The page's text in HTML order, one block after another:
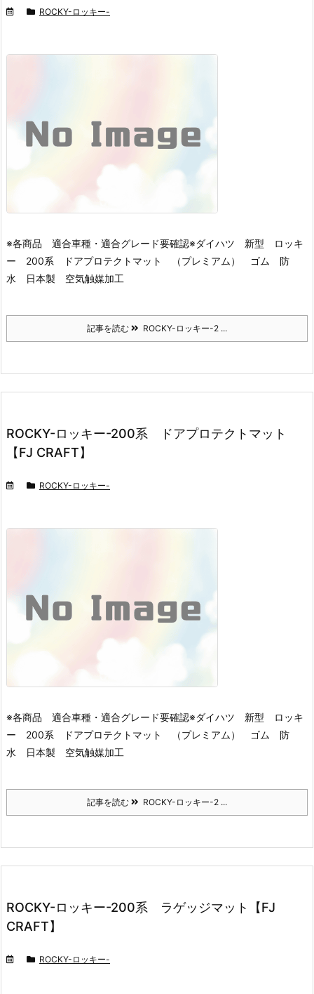
ROCKY-ロッキー-
※各商品 適合車種・適合グレード要確認※ダイハツ 新型 ロッキ
ー 200系 ドアプロテクトマット （プレミアム） ゴム 防
水 日本製 空気触媒加工
記事を読む ROCKY-ロッキー-2 ...
ROCKY-ロッキー-200系 ドアプロテクトマット
【FJ CRAFT】
ROCKY-ロッキー-
※各商品 適合車種・適合グレード要確認※ダイハツ 新型 ロッキ
ー 200系 ドアプロテクトマット （プレミアム） ゴム 防
水 日本製 空気触媒加工
記事を読む ROCKY-ロッキー-2 ...
ROCKY-ロッキー-200系 ラゲッジマット【FJ
CRAFT】
ROCKY-ロッキー-